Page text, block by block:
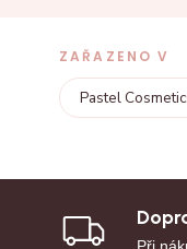
ZAŘAZENO V
Pastel